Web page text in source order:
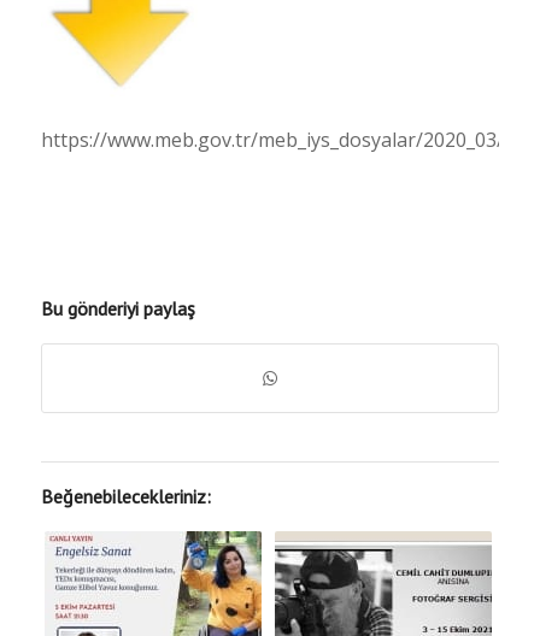
https://www.meb.gov.tr/meb_iys_dosyalar/2020_03/
Bu gönderiyi paylaş
Beğenebilecekleriniz: